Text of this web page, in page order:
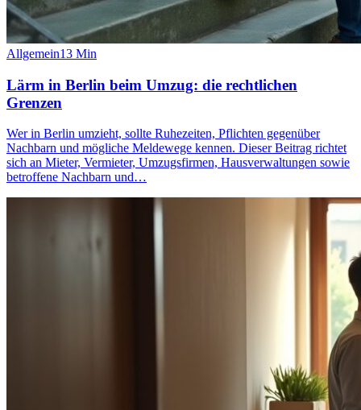
Allgemein13 Min
Lärm in Berlin beim Umzug: die rechtlichen
Grenzen
Wer in Berlin umzieht, sollte Ruhezeiten, Pflichten gegenüber
Nachbarn und mögliche Meldewege kennen. Dieser Beitrag richtet
sich an Mieter, Vermieter, Umzugsfirmen, Hausverwaltungen sowie
betroffene Nachbarn und…